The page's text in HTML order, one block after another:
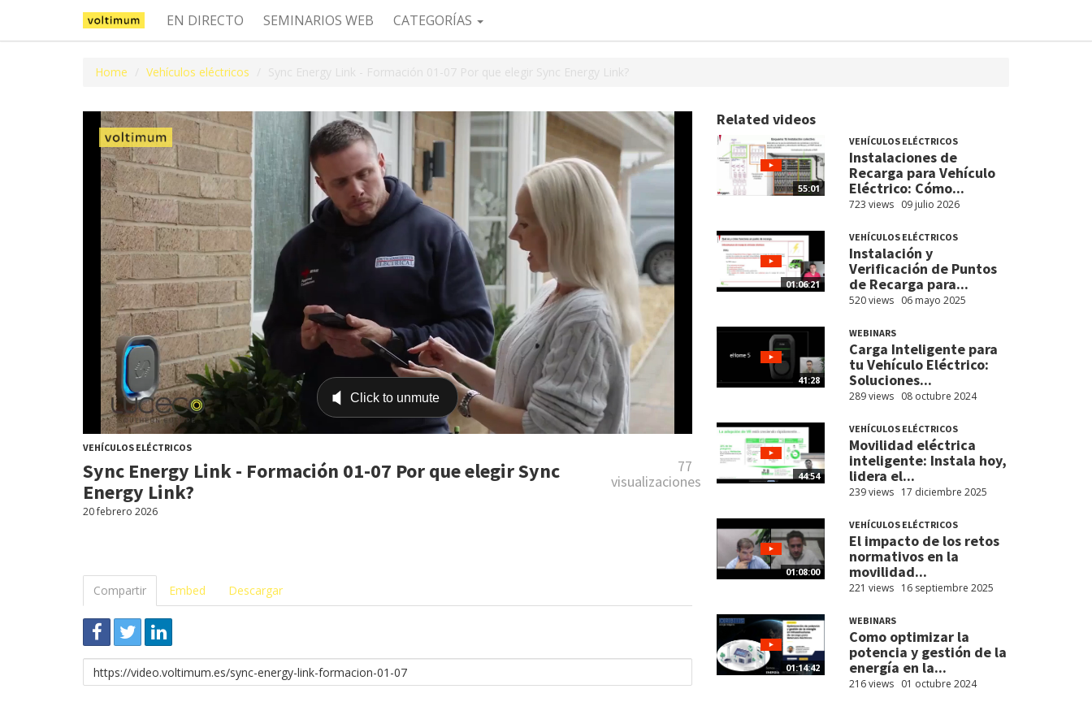
EN DIRECTO SEMINARIOS WEB CATEGORÍAS
Home Vehículos eléctricos Sync Energy Link - Formación 01-07 Por que elegir Sync Energy Link?
VEHÍCULOS ELÉCTRICOS
Sync Energy Link - Formación 01-07 Por que elegir Sync
Energy Link?
77
visualizaciones
20 febrero 2026
Compartir Embed Descargar
Enlace
para
Related videos
55:01
VEHÍCULOS ELÉCTRICOS
Instalaciones de
Recarga para Vehículo
Eléctrico: Cómo...
723 views 09 julio 2026
01:06:21
VEHÍCULOS ELÉCTRICOS
Instalación y
Verificación de Puntos
de Recarga para...
520 views 06 mayo 2025
41:28
WEBINARS
Carga Inteligente para
tu Vehículo Eléctrico:
Soluciones...
289 views 08 octubre 2024
44:54
VEHÍCULOS ELÉCTRICOS
Movilidad eléctrica
inteligente: Instala hoy,
lidera el...
239 views 17 diciembre 2025
01:08:00
VEHÍCULOS ELÉCTRICOS
El impacto de los retos
normativos en la
movilidad...
221 views 16 septiembre 2025
01:14:42
WEBINARS
Como optimizar la
potencia y gestión de la
energía en la...
216 views 01 octubre 2024